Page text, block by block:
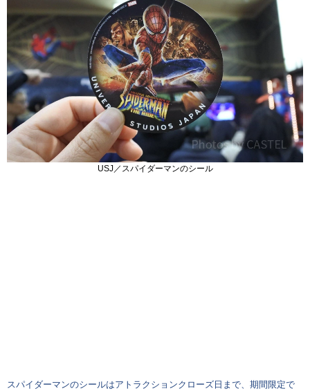
USJ／スパイダーマンのシール
スパイダーマンのシールはアトラクションクローズ日まで、期間限定で